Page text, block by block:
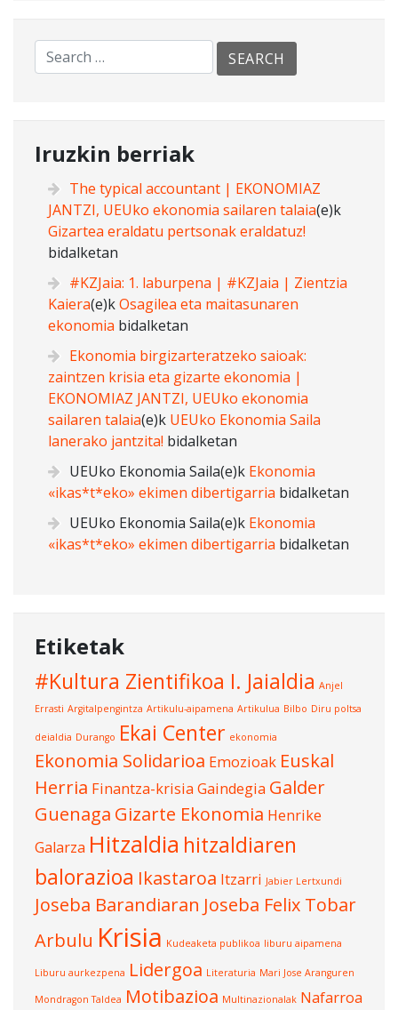
Iruzkin berriak
The typical accountant | EKONOMIAZ
JANTZI, UEUko ekonomia sailaren talaia(e)k
Gizartea eraldatu pertsonak eraldatuz!
bidalketan
#KZJaia: 1. laburpena | #KZJaia | Zientzia
Kaiera(e)kOsagilea eta maitasunaren
ekonomia bidalketan
Ekonomia birgizarteratzeko saioak:
zaintzen krisia eta gizarte ekonomia |
EKONOMIAZ JANTZI, UEUko ekonomia
sailaren talaia(e)k UEUko Ekonomia Saila
lanerako jantzita! bidalketan
UEUko Ekonomia Saila(e)k Ekonomia
«ikas*t*eko» ekimen dibertigarria bidalketan
UEUko Ekonomia Saila(e)k Ekonomia
«ikas*t*eko» ekimen dibertigarria bidalketan
Etiketak
#Kultura Zientifikoa I. Jaialdia Anjel
Errasti Argitalpengintza Artikulu-aipamena Artikulua Bilbo Diru poltsa
deialdia Durango Ekai Center ekonomia
Ekonomia Solidarioa Emozioak Euskal
Herria Finantza-krisia Gaindegia Galder
Guenaga Gizarte Ekonomia Henrike
Galarza Hitzaldia hitzaldiaren
balorazioa Ikastaroa Itzarri Jabier Lertxundi
Joseba Barandiaran Joseba Felix Tobar
Arbulu Krisia Kudeaketa publikoa liburu aipamena
Liburu aurkezpena Lidergoa Literaturia Mari Jose Aranguren
Mondragon Taldea Motibazioa Multinazionalak Nafarroa